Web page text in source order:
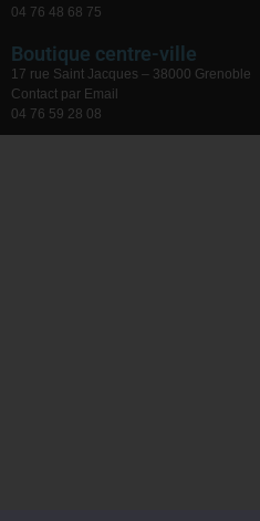
04 76 48 68 75
Boutique centre-ville
17 rue Saint Jacques – 38000 Grenoble
Contact par Email
04 76 59 28 08